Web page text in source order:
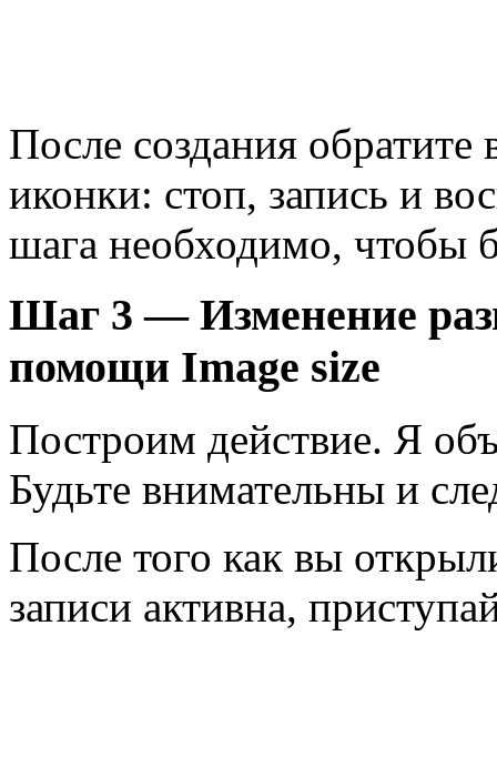
После создания
иконки: стоп, запись и
шага необходимо, чтобы
Шаг 3 — Изменение
помощи Image size
Построим действие. Я
Будьте внимательны и
После того как вы
записи активна,